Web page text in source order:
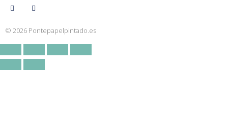
© 2026 Pontepapelpintado.es